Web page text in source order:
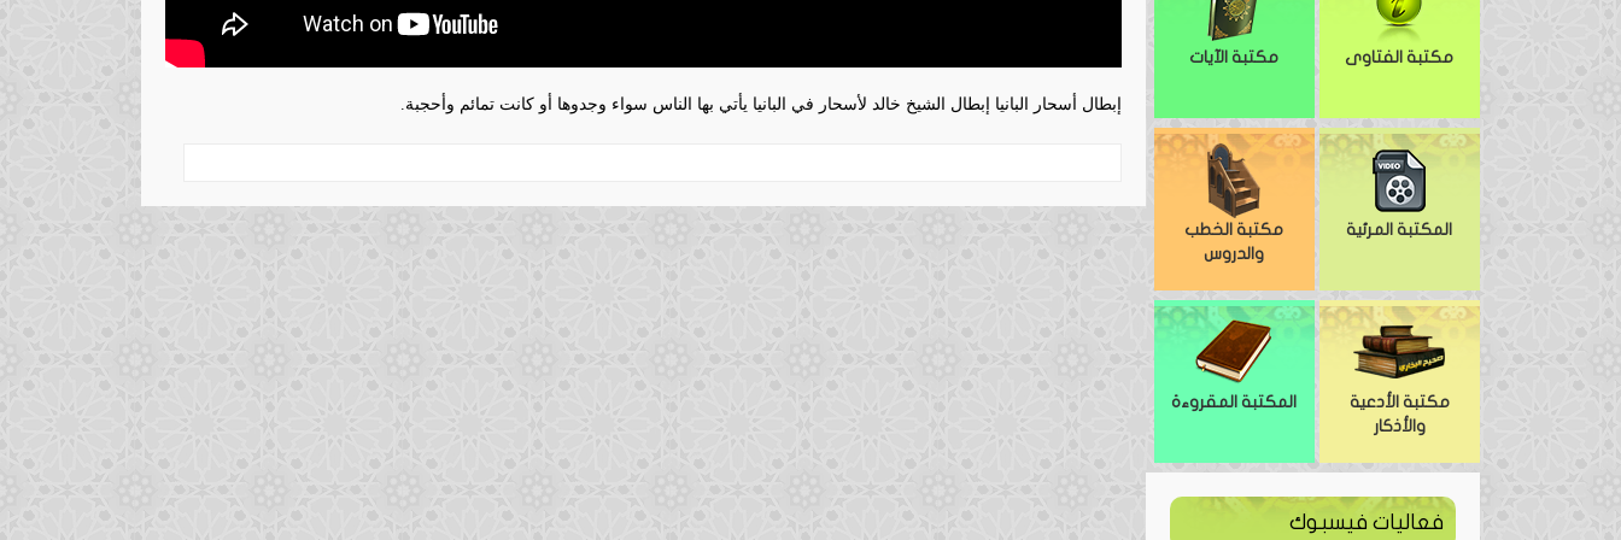
إبطال أسحار البانيا إبطال الشيخ خالد لأسحار في البانيا يأتي بها الناس سواء وجدوها أو كانت تمائم وأحجبة.
مكتبة الفتاوى مكتبة الآيات
المكتبة المرئية
مكتبة الخطب
والدروس
مكتبة الأدعية
والأذكار
المكتبة المقروءة
فعاليات فيسبوك